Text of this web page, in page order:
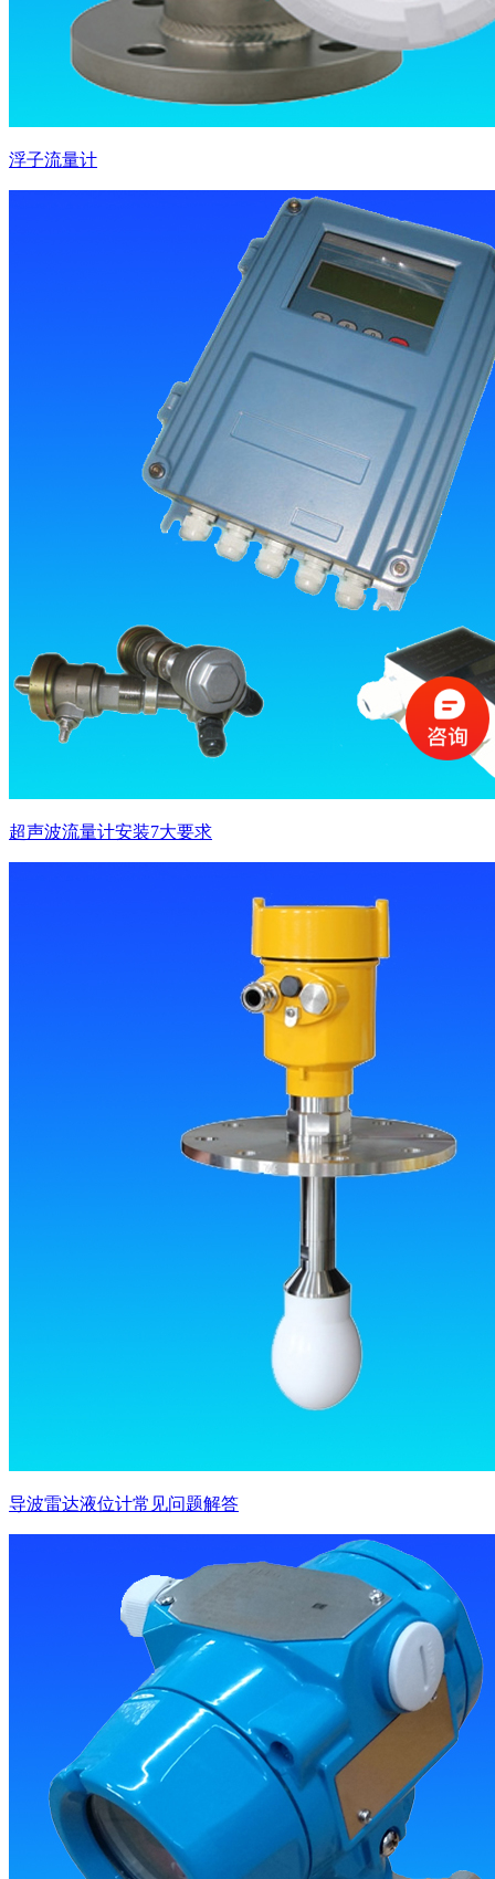
浮子流量计
超声波流量计安装7大要求
导波雷达液位计常见问题解答